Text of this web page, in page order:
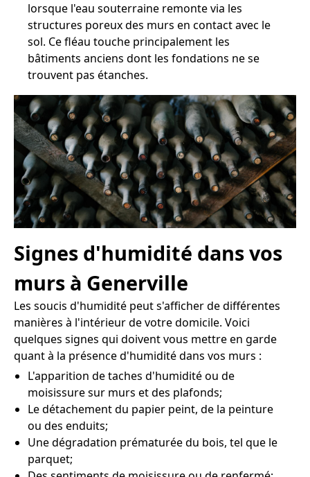
lorsque l'eau souterraine remonte via les
structures poreux des murs en contact avec le
sol. Ce fléau touche principalement les
bâtiments anciens dont les fondations ne se
trouvent pas étanches.
Signes d'humidité dans vos
murs à Generville
Les soucis d'humidité peut s'afficher de différentes
manières à l'intérieur de votre domicile. Voici
quelques signes qui doivent vous mettre en garde
quant à la présence d'humidité dans vos murs :
L'apparition de taches d'humidité ou de
moisissure sur murs et des plafonds;
Le détachement du papier peint, de la peinture
ou des enduits;
Une dégradation prématurée du bois, tel que le
parquet;